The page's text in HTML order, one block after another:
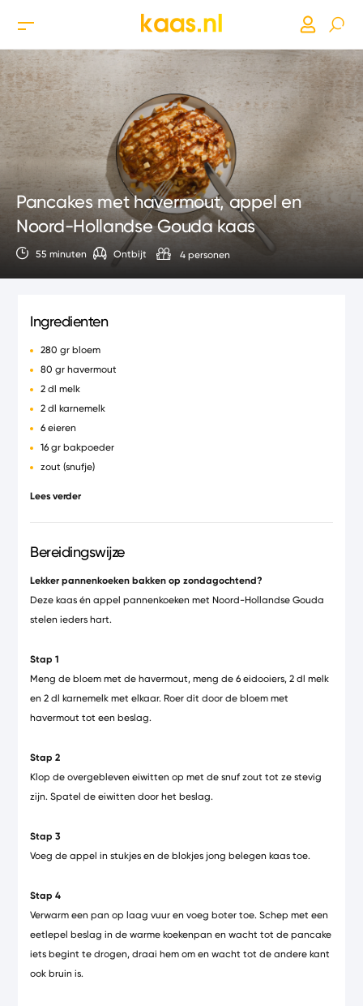
Pancakes met havermout, appel en
Noord-Hollandse Gouda kaas
55 minuten Ontbijt 4 personen
Ingredienten
280 gr bloem
80 gr havermout
2 dl melk
2 dl karnemelk
6 eieren
16 gr bakpoeder
zout (snufje)
bakboter
Lees verder
Bereidingswijze
Lekker pannenkoeken bakken op zondagochtend?
Deze kaas én appel pannenkoeken met Noord-Hollandse Gouda
stelen ieders hart.
Stap 1
Meng de bloem met de havermout, meng de 6 eidooiers, 2 dl melk
en 2 dl karnemelk met elkaar. Roer dit door de bloem met
havermout tot een beslag.
Stap 2
Klop de overgebleven eiwitten op met de snuf zout tot ze stevig
zijn. Spatel de eiwitten door het beslag.
Stap 3
Voeg de appel in stukjes en de blokjes jong belegen kaas toe.
Stap 4
Verwarm een pan op laag vuur en voeg boter toe. Schep met een
eetlepel beslag in de warme koekenpan en wacht tot de pancake
iets begint te drogen, draai hem om en wacht tot de andere kant
ook bruin is.